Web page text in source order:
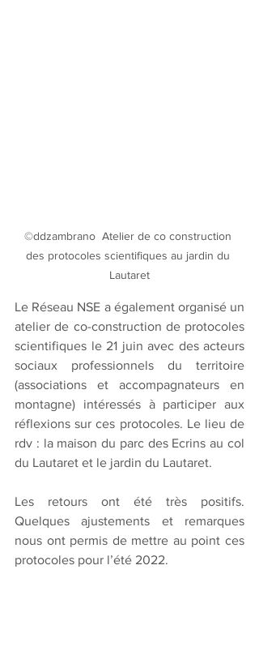
©ddzambrano  Atelier de co construction
des protocoles scientifiques au jardin du
Lautaret
Le Réseau NSE a également organisé un
atelier de co-construction de protocoles
scientifiques le 21 juin avec des acteurs
sociaux professionnels du territoire
(associations et accompagnateurs en
montagne) intéressés à participer aux
réflexions sur ces protocoles. Le lieu de
rdv : la maison du parc des Ecrins au col
du Lautaret et le jardin du Lautaret.
Les retours ont été très positifs.
Quelques ajustements et remarques
nous ont permis de mettre au point ces
protocoles pour l’été 2022.